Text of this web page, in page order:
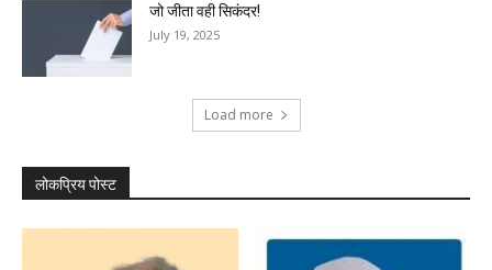
जो जीता वही सिकंदर!
July 19, 2025
Load more
लोकप्रिय पोस्ट